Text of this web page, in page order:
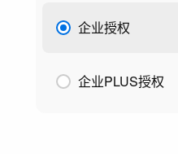
企业授权
企业PLUS授权